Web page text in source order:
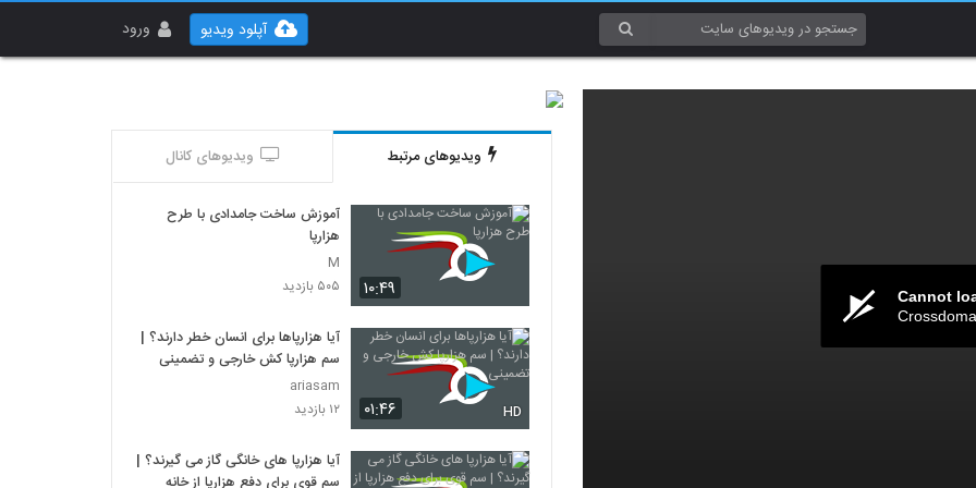
ورود آپلود ویدیو
Cannot
ویدیوهای مرتبط ویدیوهای کانال
۱۰:۴۹
آموزش ساخت جامدادی با طرح
هزارپا
M
۵۰۵ بازدید
۰۱:۴۶ HD
آیا هزارپاها برای انسان خطر دارند؟ |
سم هزارپا کش خارجی و تضمینی
ariasam
۱۲ بازدید
آیا هزارپا های خانگی گاز می گیرند؟ |
سم قوی برای دفع هزارپا از خانه